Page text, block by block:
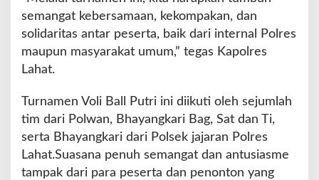
semangat kebersamaan, kekompakan, dan
solidaritas antar peserta, baik dari internal Polres
maupun masyarakat umum,” tegas Kapolres
Lahat.
Turnamen Voli Ball Putri ini diikuti oleh sejumlah
tim dari Polwan, Bhayangkari Bag, Sat dan Ti,
serta Bhayangkari dari Polsek jajaran Polres
Lahat.Suasana penuh semangat dan antusiasme
tampak dari para peserta dan penonton yang